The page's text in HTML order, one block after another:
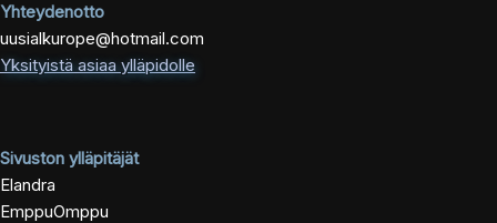
Yhteydenotto
uusialkurope@hotmail.com
Yksityistä asiaa ylläpidolle
Sivuston ylläpitäjät
Elandra
EmppuOmppu